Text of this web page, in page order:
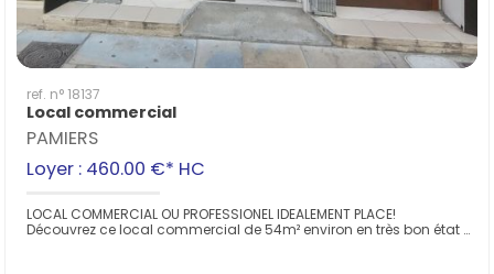
ref. n° 18137
Local commercial
PAMIERS
Loyer : 460.00 €* HC
LOCAL COMMERCIAL OU PROFESSIONEL IDEALEMENT PLACE!
Découvrez ce local commercial de 54m² environ en très bon état général, vous bénéficierez d'un espace de vente de 47m²...